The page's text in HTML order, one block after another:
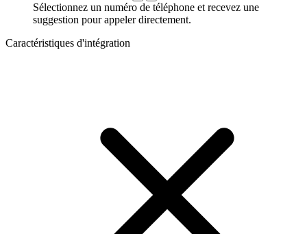
Sélectionnez un numéro de téléphone et recevez une
suggestion pour appeler directement.
Caractéristiques d'intégration